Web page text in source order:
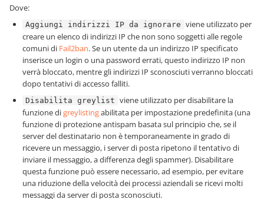
Dove:
Aggiungi indirizzi IP da ignorare viene utilizzato per
creare un elenco di indirizzi IP che non sono soggetti alle regole
comuni di Fail2ban. Se un utente da un indirizzo IP specificato
inserisce un login o una password errati, questo indirizzo IP non
verrà bloccato, mentre gli indirizzi IP sconosciuti verranno bloccati
dopo tentativi di accesso falliti.
Disabilita greylist viene utilizzato per disabilitare la
funzione digreylistingabilitata per impostazione predefinita (una
funzione di protezione antispam basata sul principio che, se il
server del destinatario non è temporaneamente in grado di
ricevere un messaggio, i server di posta ripetono il tentativo di
inviare il messaggio, a differenza degli spammer). Disabilitare
questa funzione può essere necessario, ad esempio, per evitare
una riduzione della velocità dei processi aziendali se ricevi molti
messaggi da server di posta sconosciuti.